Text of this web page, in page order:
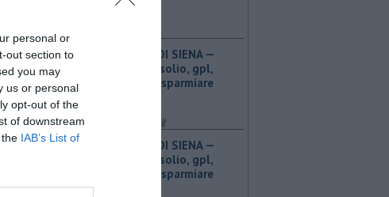
personal or
out section to
you may
us or personal
opt-out of the
of downstream
IAB’s List of
PROVINCIA DI SIENA — ​
Benzina, gasolio, gpl,
ecco dove risparmiare
PROVINCIA DI SIENA — ​
Benzina, gasolio, gpl,
ecco dove risparmiare